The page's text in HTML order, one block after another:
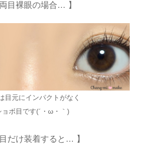
両目裸眼の場合… 】
目元にインパクトがなく
ョボ目です(´・ω・｀)
目だけ装着すると… 】